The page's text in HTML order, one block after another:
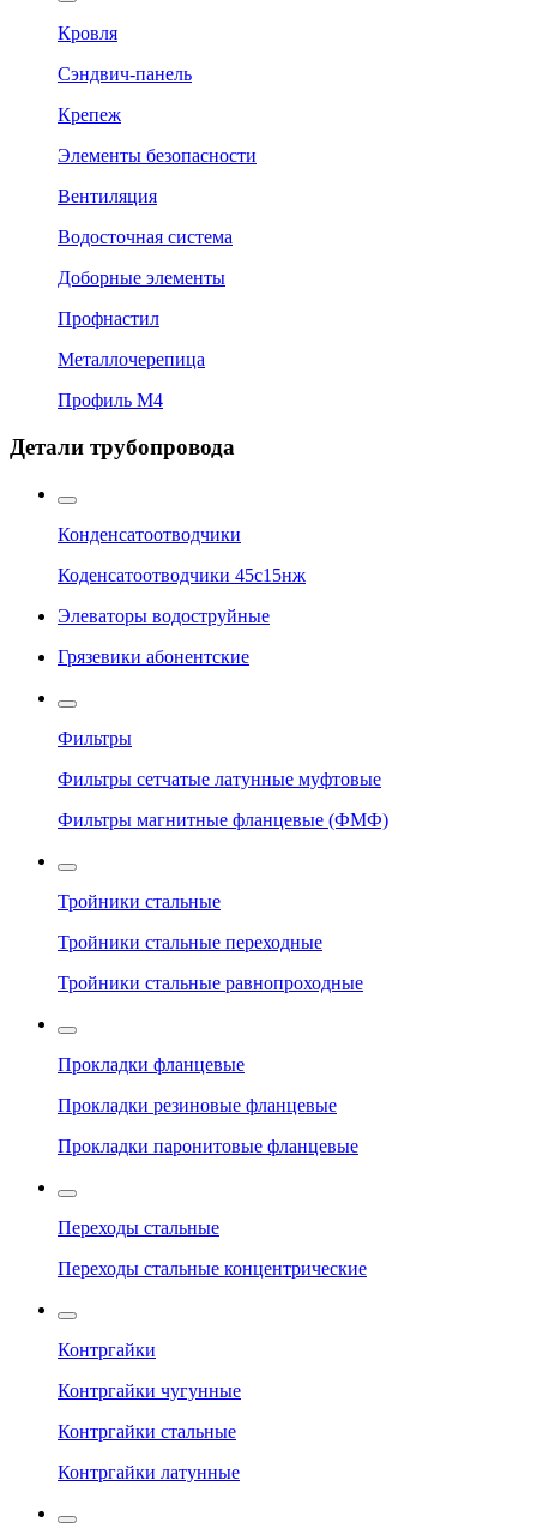
Кровля
Сэндвич-панель
Крепеж
Элементы безопасности
Вентиляция
Водосточная система
Доборные элементы
Профнастил
Металлочерепица
Профиль М4
Детали трубопровода
Конденсатоотводчики
Коденсатоотводчики 45с15нж
Элеваторы водоструйные
Грязевики абонентские
Фильтры
Фильтры сетчатые латунные муфтовые
Фильтры магнитные фланцевые (ФМФ)
Тройники стальные
Тройники стальные переходные
Тройники стальные равнопроходные
Прокладки фланцевые
Прокладки резиновые фланцевые
Прокладки паронитовые фланцевые
Переходы стальные
Переходы стальные концентрические
Контргайки
Контргайки чугунные
Контргайки стальные
Контргайки латунные